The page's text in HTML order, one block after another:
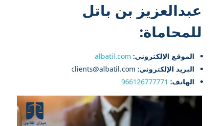
عبدالعزيز بن باتل
للمحاماة:
الموقع الإلكتروني: albatil.com
البريد الإلكتروني:
الهاتف: 966126777771